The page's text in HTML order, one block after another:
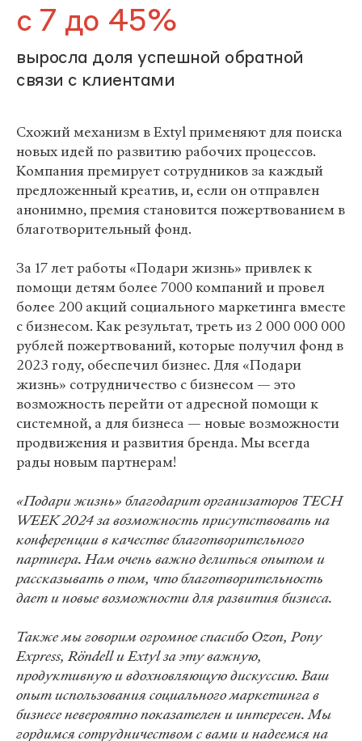
с 7 до 45%
выросла доля успешной обратной
связи с клиентами
Схожий механизм в Extyl применяют для поиска
новых идей по развитию рабочих процессов.
Компания премирует сотрудников за каждый
предложенный креатив, и, если он отправлен
анонимно, премия становится пожертвованием в
благотворительный фонд.
За 17 лет работы «Подари жизнь» привлек к
помощи детям более 7000 компаний и провел
более 200 акций социального маркетинга вместе
с бизнесом. Как результат, треть из 2 000 000 000
рублей пожертвований, которые получил фонд в
2023 году, обеспечил бизнес. Для «Подари
жизнь» сотрудничество с бизнесом — это
возможность перейти от адресной помощи к
системной, а для бизнеса — новые возможности
продвижения и развития бренда. Мы всегда
рады новым партнерам!
«Подари жизнь» благодарит организаторов TECH
WEEK 2024 за возможность присутствовать на
конференции в качестве благотворительного
партнера. Нам очень важно делиться опытом и
рассказывать о том, что благотворительность
дает и новые возможности для развития бизнеса.
Также мы говорим огромное спасибо Ozon, Pony
Express, Röndell и Extyl за эту важную,
продуктивную и вдохновляющую дискуссию. Ваш
опыт использования социального маркетинга в
бизнесе невероятно показателен и интересен. Мы
гордимся сотрудничеством с вами и надеемся на